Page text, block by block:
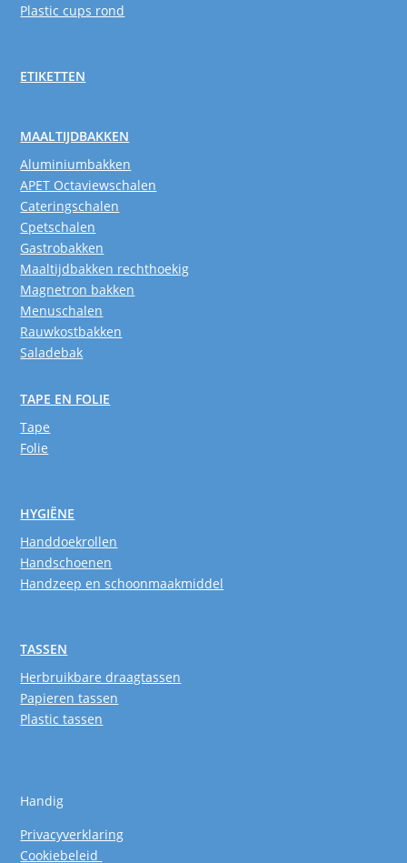
Plastic cups rond
ETIKETTEN
MAALTIJDBAKKEN
Aluminiumbakken
APET Octaviewschalen
Cateringschalen
Cpetschalen
Gastrobakken
Maaltijdbakken rechthoekig
Magnetron bakken
Menuschalen
Rauwkostbakken
Saladebak
TAPE EN FOLIE
Tape
Folie
HYGIËNE
Handdoekrollen
Handschoenen
Handzeep en schoonmaakmiddel
TASSEN
Herbruikbare draagtassen
Papieren tassen
Plastic tassen
Handig
Privacyverklaring
Cookiebeleid